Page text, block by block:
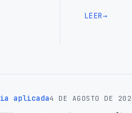
LEER→
ia aplicada4 DE AGOSTO DE